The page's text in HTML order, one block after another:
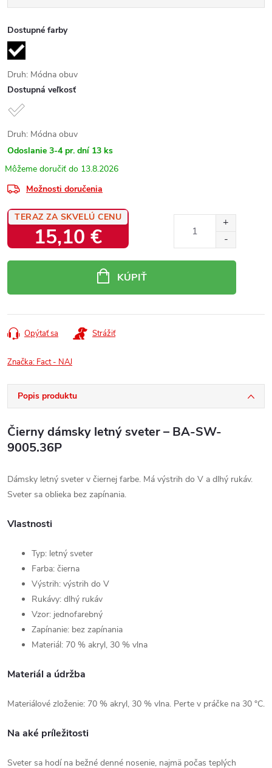
Dostupné farby
Druh: Módna obuv
Dostupná veľkosť
Druh: Módna obuv
Odoslanie 3-4 pr. dní 13 ks
13.8.2026
Možnosti doručenia
TERAZ ZA SKVELÚ CENU
15,10 €
KÚPIŤ
Opýtať sa Strážiť
Značka: Fact - NAJ
Popis produktu
Čierny dámsky letný sveter – BA-SW-
9005.36P
Dámsky letný sveter v čiernej farbe. Má výstrih do V a dlhý rukáv.
Sveter sa oblieka bez zapínania.
Vlastnosti
Typ: letný sveter
Farba: čierna
Výstrih: výstrih do V
Rukávy: dlhý rukáv
Vzor: jednofarebný
Zapínanie: bez zapínania
Materiál: 70 % akryl, 30 % vlna
Materiál a údržba
Materiálové zloženie: 70 % akryl, 30 % vlna. Perte v práčke na 30 °C.
Na aké príležitosti
Sveter sa hodí na bežné denné nosenie, najmä počas teplých